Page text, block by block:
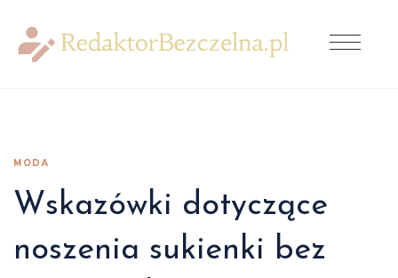
MODA
Wskazówki dotyczące
noszenia sukienki bez